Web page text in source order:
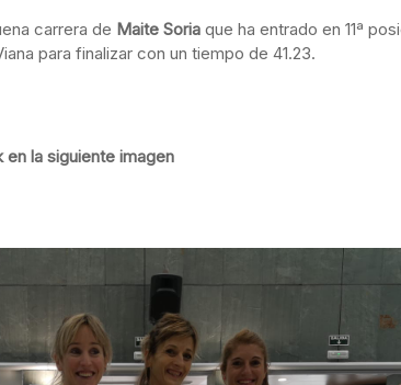
carrera de Maite Soria que ha entrado en 11ª
para finalizar con un tiempo de 41.23.
la siguiente imagen